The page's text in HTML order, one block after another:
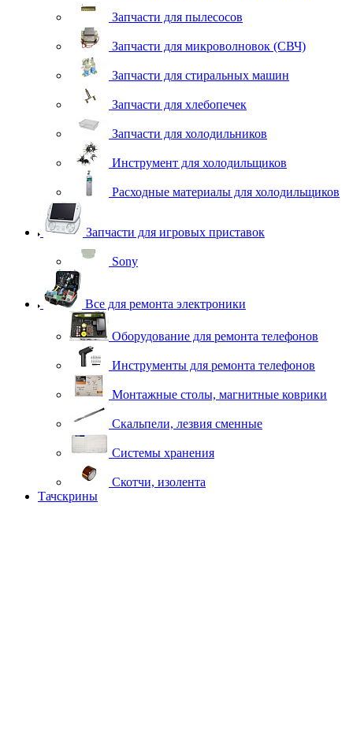
Запчасти для пылесосов
Запчасти для микроволновок (СВЧ)
Запчасти для стиральных машин
Запчасти для хлебопечек
Запчасти для холодильников
Инструмент для холодильщиков
Расходные материалы для холодильщиков
Запчасти для игровых приставок
Sony
Все для ремонта электроники
Оборудование для ремонта телефонов
Инструменты для ремонта телефонов
Монтажные столы, магнитные коврики
Скальпели, лезвия сменные
Системы хранения
Скотчи, изолента
Тачскрины